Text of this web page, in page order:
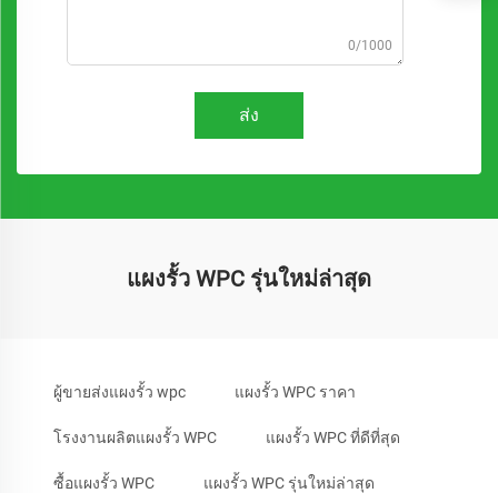
0/1000
ส่ง
แผงรั้ว WPC รุ่นใหม่ล่าสุด
ผู้ขายส่งแผงรั้ว wpc แผงรั้ว WPC ราคา
โรงงานผลิตแผงรั้ว WPC แผงรั้ว WPC ที่ดีที่สุด
ซื้อแผงรั้ว WPC แผงรั้ว WPC รุ่นใหม่ล่าสุด